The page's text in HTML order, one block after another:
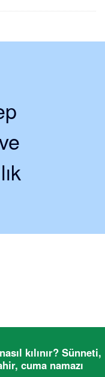
kılınır? Sünneti,
cuma namazı